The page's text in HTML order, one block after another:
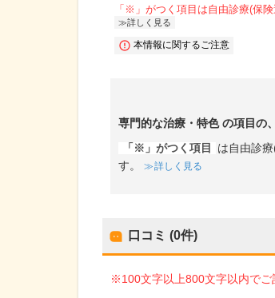
「※」がつく項目は自由診療(保
詳しく見る
本情報に関するご注意
専門的な治療・特色の項目の、
「※」がつく項目
は自由診
す。
詳しく見る
口コミ (0件)
※100文字以上800文字以内でご